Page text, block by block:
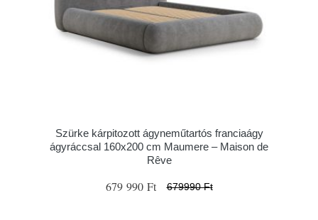
Szürke kárpitozott ágyneműtartós franciaágy
ágyráccsal 160x200 cm Maumere – Maison de
Rêve
679 990 Ft 679990 Ft